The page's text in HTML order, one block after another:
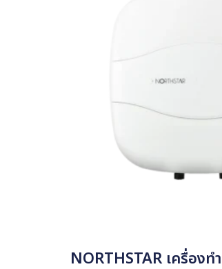
NORTHSTAR เครื่อง